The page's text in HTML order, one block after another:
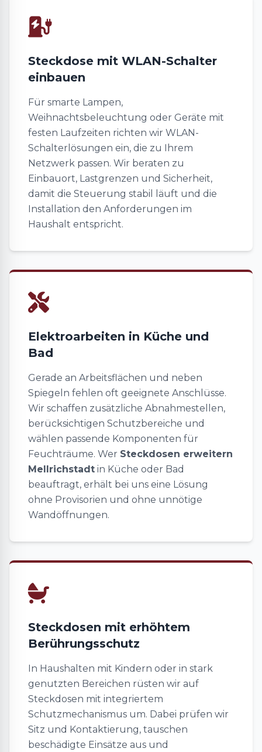
Steckdose mit WLAN-Schalter
einbauen
Für smarte Lampen,
Weihnachtsbeleuchtung oder Geräte mit
festen Laufzeiten richten wir WLAN-
Schalterlösungen ein, die zu Ihrem
Netzwerk passen. Wir beraten zu
Einbauort, Lastgrenzen und Sicherheit,
damit die Steuerung stabil läuft und die
Installation den Anforderungen im
Haushalt entspricht.
Elektroarbeiten in Küche und
Bad
Gerade an Arbeitsflächen und neben
Spiegeln fehlen oft geeignete Anschlüsse.
Wir schaffen zusätzliche Abnahmestellen,
berücksichtigen Schutzbereiche und
wählen passende Komponenten für
Feuchträume. Wer Steckdosen erweitern
Mellrichstadt in Küche oder Bad
beauftragt, erhält bei uns eine Lösung
ohne Provisorien und ohne unnötige
Wandöffnungen.
Steckdosen mit erhöhtem
Berührungsschutz
In Haushalten mit Kindern oder in stark
genutzten Bereichen rüsten wir auf
Steckdosen mit integriertem
Schutzmechanismus um. Dabei prüfen wir
Sitz und Kontaktierung, tauschen
beschädigte Einsätze aus und